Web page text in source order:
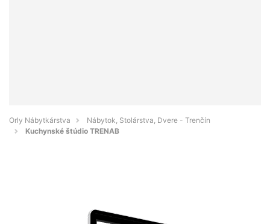
Orly Nábytkárstva
Nábytok, Stolárstva, Dvere - Trenčín
Kuchynské štúdio TRENAB